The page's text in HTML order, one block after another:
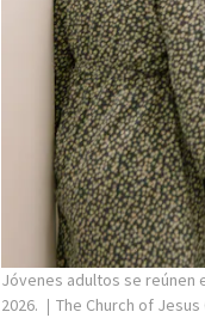
Jóvenes adultos se reúnen
2026.
The Church of